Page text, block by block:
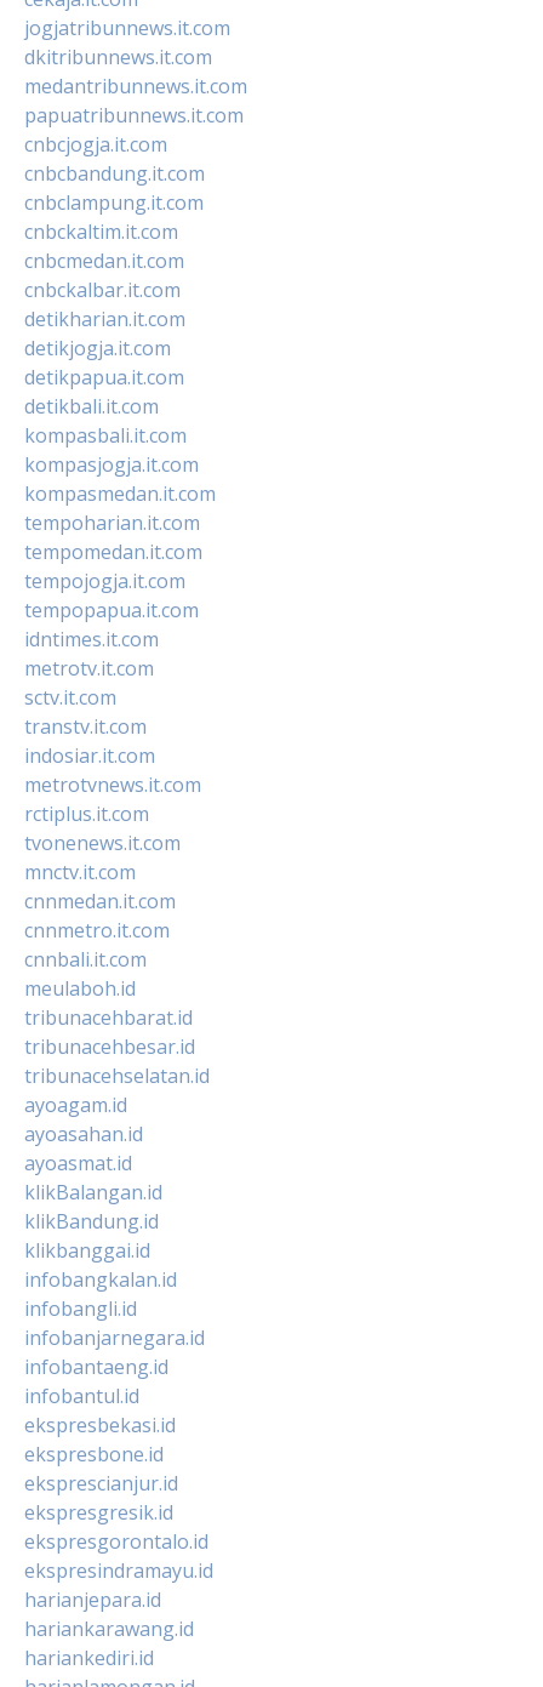
jogjatribunnews.it.com
dkitribunnews.it.com
medantribunnews.it.com
papuatribunnews.it.com
cnbcjogja.it.com
cnbcbandung.it.com
cnbclampung.it.com
cnbckaltim.it.com
cnbcmedan.it.com
cnbckalbar.it.com
detikharian.it.com
detikjogja.it.com
detikpapua.it.com
detikbali.it.com
kompasbali.it.com
kompasjogja.it.com
kompasmedan.it.com
tempoharian.it.com
tempomedan.it.com
tempojogja.it.com
tempopapua.it.com
idntimes.it.com
metrotv.it.com
sctv.it.com
transtv.it.com
indosiar.it.com
metrotvnews.it.com
rctiplus.it.com
tvonenews.it.com
mnctv.it.com
cnnmedan.it.com
cnnmetro.it.com
cnnbali.it.com
meulaboh.id
tribunacehbarat.id
tribunacehbesar.id
tribunacehselatan.id
ayoagam.id
ayoasahan.id
ayoasmat.id
klikBalangan.id
klikBandung.id
klikbanggai.id
infobangkalan.id
infobangli.id
infobanjarnegara.id
infobantaeng.id
infobantul.id
ekspresbekasi.id
ekspresbone.id
eksprescianjur.id
ekspresgresik.id
ekspresgorontalo.id
ekspresindramayu.id
harianjepara.id
hariankarawang.id
hariankediri.id